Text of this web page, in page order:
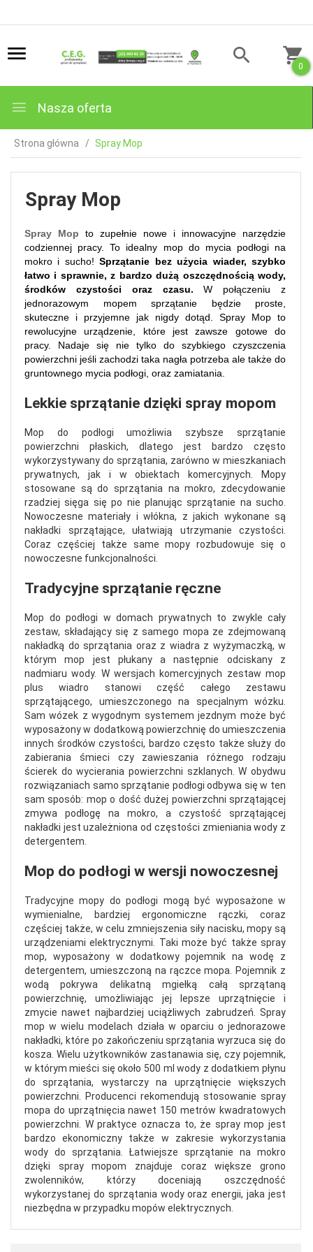
0
Nasza oferta
Strona główna Spray Mop
Spray Mop
Spray Mop to zupełnie nowe i innowacyjne narzędzie
codziennej pracy. To idealny mop do mycia podłogi na
mokro i sucho!Sprzątanie bez użycia wiader, szybko
łatwo i sprawnie, z bardzo dużą oszczędnością wody,
środków czystości oraz czasu. W połączeniu z
jednorazowym mopem sprzątanie będzie proste,
skuteczne i przyjemne jak nigdy dotąd. Spray Mop to
rewolucyjne urządzenie, które jest zawsze gotowe do
pracy. Nadaje się nie tylko do szybkiego czyszczenia
powierzchni jeśli zachodzi taka nagła potrzeba ale także do
gruntownego mycia podłogi, oraz zamiatania.
Lekkie sprzątanie dzięki spray mopom
Mop do podłogi umożliwia szybsze sprzątanie
powierzchni płaskich, dlatego jest bardzo często
wykorzystywany do sprzątania, zarówno w mieszkaniach
prywatnych, jak i w obiektach komercyjnych. Mopy
stosowane są do sprzątania na mokro, zdecydowanie
rzadziej sięga się po nie planując sprzątanie na sucho.
Nowoczesne materiały i włókna, z jakich wykonane są
nakładki sprzątające, ułatwiają utrzymanie czystości.
Coraz częściej także same mopy rozbudowuje się o
nowoczesne funkcjonalności.
Tradycyjne sprzątanie ręczne
Mop do podłogi w domach prywatnych to zwykle cały
zestaw, składający się z samego mopa ze zdejmowaną
nakładką do sprzątania oraz z wiadra z wyżymaczką, w
którym mop jest płukany a następnie odciskany z
nadmiaru wody. W wersjach komercyjnych zestaw mop
plus wiadro stanowi część całego zestawu
sprzątającego, umieszczonego na specjalnym wózku.
Sam wózek z wygodnym systemem jezdnym może być
wyposażony w dodatkową powierzchnię do umieszczenia
innych środków czystości, bardzo często także służy do
zabierania śmieci czy zawieszania różnego rodzaju
ścierek do wycierania powierzchni szklanych. W obydwu
rozwiązaniach samo sprzątanie podłogi odbywa się w ten
sam sposób: mop o dość dużej powierzchni sprzątającej
zmywa podłogę na mokro, a czystość sprzątającej
nakładki jest uzależniona od częstości zmieniania wody z
detergentem.
Mop do podłogi w wersji nowoczesnej
Tradycyjne mopy do podłogi mogą być wyposażone w
wymienialne, bardziej ergonomiczne rączki, coraz
częściej także, w celu zmniejszenia siły nacisku, mopy są
urządzeniami elektrycznymi. Taki może być także spray
mop, wyposażony w dodatkowy pojemnik na wodę z
detergentem, umieszczoną na rączce mopa. Pojemnik z
wodą pokrywa delikatną mgiełką całą sprzątaną
powierzchnię, umożliwiając jej lepsze uprzątnięcie i
zmycie nawet najbardziej uciążliwych zabrudzeń. Spray
mop w wielu modelach działa w oparciu o jednorazowe
nakładki, które po zakończeniu sprzątania wyrzuca się do
kosza. Wielu użytkowników zastanawia się, czy pojemnik,
w którym mieści się około 500 ml wody z dodatkiem płynu
do sprzątania, wystarczy na uprzątnięcie większych
powierzchni. Producenci rekomendują stosowanie spray
mopa do uprzątnięcia nawet 150 metrów kwadratowych
powierzchni. W praktyce oznacza to, że spray mop jest
bardzo ekonomiczny także w zakresie wykorzystania
wody do sprzątania. Łatwiejsze sprzątanie na mokro
dzięki spray mopom znajduje coraz większe grono
zwolenników, którzy doceniają oszczędność
wykorzystanej do sprzątania wody oraz energii, jaka jest
niezbędna w przypadku mopów elektrycznych.